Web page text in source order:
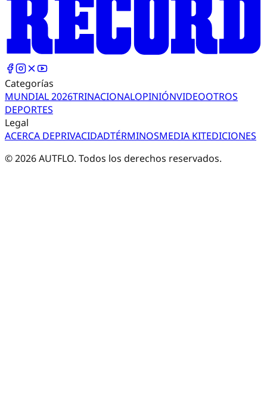
Categorías
MUNDIAL 2026TRINACIONALOPINIÓNVIDEOOTROS
DEPORTES
Legal
ACERCA DEPRIVACIDADTÉRMINOSMEDIA KITEDICIONES
©2026AUTFLO. Todos los derechos reservados.